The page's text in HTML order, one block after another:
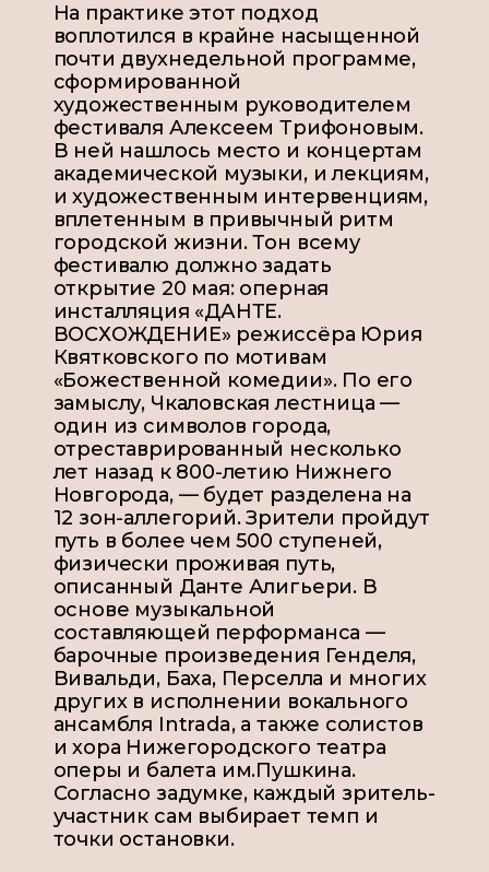
На практике этот подход
воплотился в крайне насыщенной
почти двухнедельной программе,
сформированной
художественным руководителем
фестиваля Алексеем Трифоновым.
В ней нашлось место и концертам
академической музыки, и лекциям,
и художественным интервенциям,
вплетенным в привычный ритм
городской жизни. Тон всему
фестивалю должно задать
открытие 20 мая: оперная
инсталляция «ДАНТЕ.
ВОСХОЖДЕНИЕ» режиссёра Юрия
Квятковского по мотивам
«Божественной комедии». По его
замыслу, Чкаловская лестница —
один из символов города,
отреставрированный несколько
лет назад к 800-летию Нижнего
Новгорода, — будет разделена на
12 зон-аллегорий. Зрители пройдут
путь в более чем 500 ступеней,
физически проживая путь,
описанный Данте Алигьери. В
основе музыкальной
составляющей перформанса —
барочные произведения Генделя,
Вивальди, Баха, Перселла и многих
других в исполнении вокального
ансамбля Intrada, а также солистов
и хора Нижегородского театра
оперы и балета им.Пушкина.
Согласно задумке, каждый зритель-
участник сам выбирает темп и
точки остановки.